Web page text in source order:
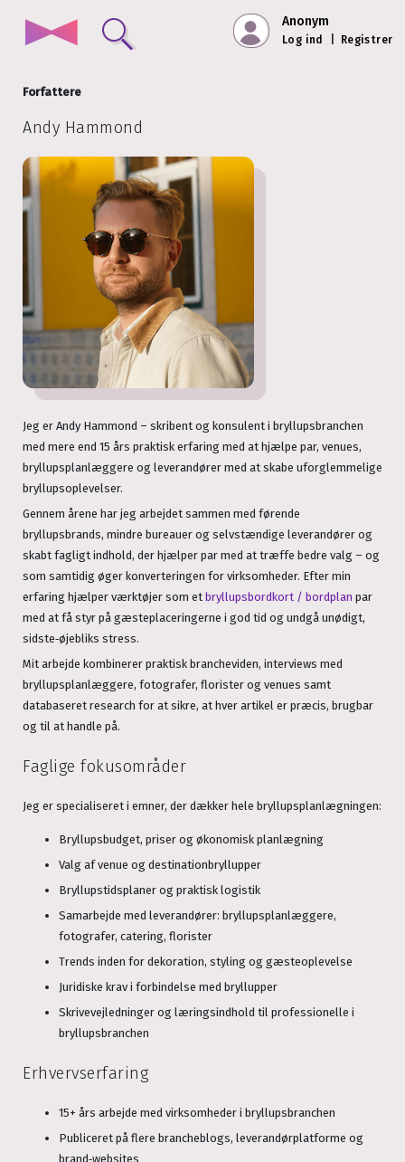
Anonym
Log ind Registrer
Forfattere
Andy Hammond
Jeg er Andy Hammond – skribent og konsulent i bryllupsbranchen
med mere end 15 års praktisk erfaring med at hjælpe par, venues,
bryllupsplanlæggere og leverandører med at skabe uforglemmelige
bryllupsoplevelser.
Gennem årene har jeg arbejdet sammen med førende
bryllupsbrands, mindre bureauer og selvstændige leverandører og
skabt fagligt indhold, der hjælper par med at træffe bedre valg – og
som samtidig øger konverteringen for virksomheder. Efter min
erfaring hjælper værktøjer som et bryllupsbordkort / bordplan par
med at få styr på gæsteplaceringerne i god tid og undgå unødigt,
sidste‑øjebliks stress.
Mit arbejde kombinerer praktisk brancheviden, interviews med
bryllupsplanlæggere, fotografer, florister og venues samt
databaseret research for at sikre, at hver artikel er præcis, brugbar
og til at handle på.
Faglige fokusområder
Jeg er specialiseret i emner, der dækker hele bryllupsplanlægningen:
Bryllupsbudget, priser og økonomisk planlægning
Valg af venue og destinationbryllupper
Bryllupstidsplaner og praktisk logistik
Samarbejde med leverandører: bryllupsplanlæggere,
fotografer, catering, florister
Trends inden for dekoration, styling og gæsteoplevelse
Juridiske krav i forbindelse med bryllupper
Skrivevejledninger og læringsindhold til professionelle i
bryllupsbranchen
Erhvervserfaring
15+ års arbejde med virksomheder i bryllupsbranchen
Publiceret på flere brancheblogs, leverandørplatforme og
brand‑websites